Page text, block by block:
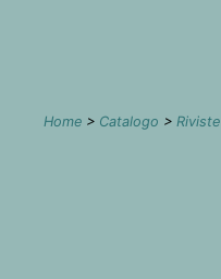
Home > Catalogo > Riviste